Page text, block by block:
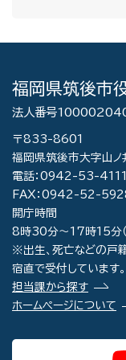
福岡県筑後市
法人番号
〒833-8601
福岡県筑後市大字山
電話：0942-53-4111
FAX：0942-52-
開庁時間
8時30分～17時15分（
※出生、死亡などの戸
宿直で受付しています。
担当課から探す
ホームページについて